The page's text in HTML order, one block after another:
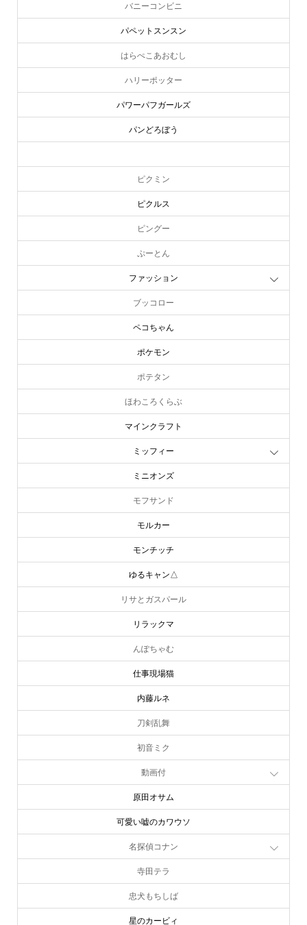
パペットスンスン
はらぺこあおむし
ハリーポッター
パワーパフガールズ
パンどろぼう
ピクミン
ピクルス
ピングー
ぷーとん
ブッコロー
ペコちゃん
ポケモン
ポテタン
ほわころくらぶ
マインクラフト
ミッフィー
ミニオンズ
モフサンド
モルカー
モンチッチ
ゆるキャン△
リサとガスパール
リラックマ
んぽちゃむ
仕事現場猫
内藤ルネ
刀剣乱舞
初音ミク
動画付
原田オサム
可愛い嘘のカワウソ
名探偵コナン
寺田テラ
忠犬もちしば
星のカービィ